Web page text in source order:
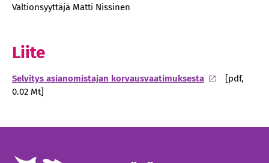
Valtionsyyttäjä Matti Nissinen
Liite
Selvitys asianomistajan korvausvaatimuksesta
[pdf,
0.02 Mt]